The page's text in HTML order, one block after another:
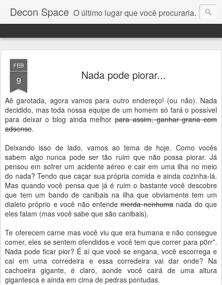
Decon Space O último lugar que você procuraria.
FEB
9 Nada pode piorar...
Aê garotada, agora vamos para outro endereço! (ou não). Nada
decidido, mas toda nossa equipe de um homem só fará o possível
para deixar o blog ainda melhorpara assim, ganhar grana com
adsense.
Deixando isso de lado, vamos ao tema de hoje. Como vocês
sabem algo nunca pode ser tão ruim que não possa piorar. Já
pensou em sofrer um acidente aéreo e cair em uma ilha no meio
do nada? Tendo que caçar sua própria comida e ainda cozinha-lá.
Mas quando você pensa que já é ruim o bastante você descobre
que tem um bando de canibais na ilha que obviamente tem um
dialeto próprio e você não entendemerda nenhumanada do que
eles falam (mas você sabe que são canibais).
Te oferecem carne mas você viu que era humana e não consegue
comer, eles se sentem ofendidos e você tem que correr para p0rr*.
Nada pode ficar pior? É aí que você se engana, você escorrega e
cai em uma corredeira e essa corredeira vai dar onde? Na
cachoeira gigante, é claro, aonde você cairá de uma altura
gigantesca e ainda em cima de pedras pontudas.